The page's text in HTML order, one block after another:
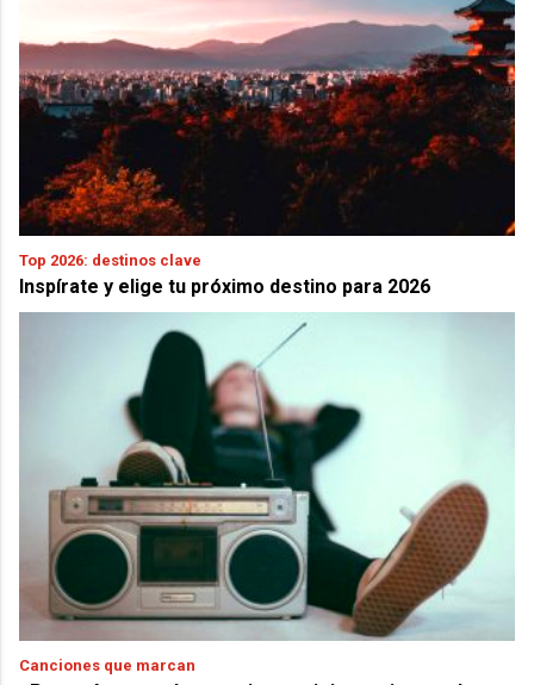
Top 2026: destinos clave
Inspírate y elige tu próximo destino para 2026
Canciones que marcan